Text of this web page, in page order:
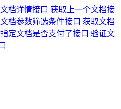
档详情接口 获取上一个文档接
档参数筛选条件接口 获取文档
定文档是否支付了接口 验证文